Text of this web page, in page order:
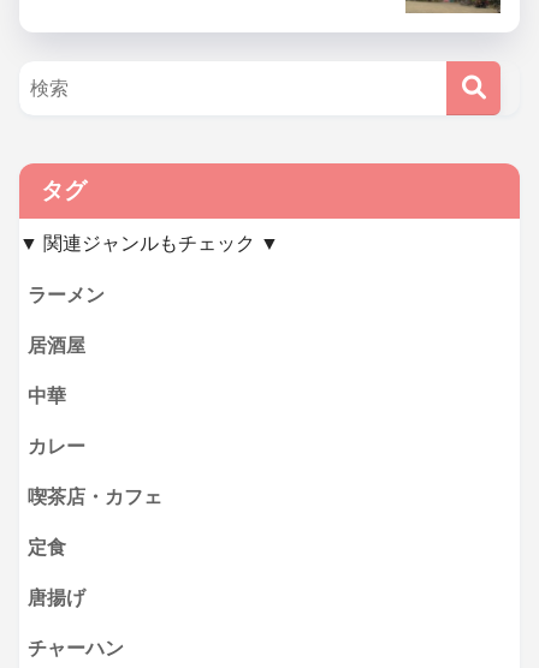
タグ
▼ 関連ジャンルもチェック ▼
ラーメン
居酒屋
中華
カレー
喫茶店・カフェ
定食
唐揚げ
チャーハン